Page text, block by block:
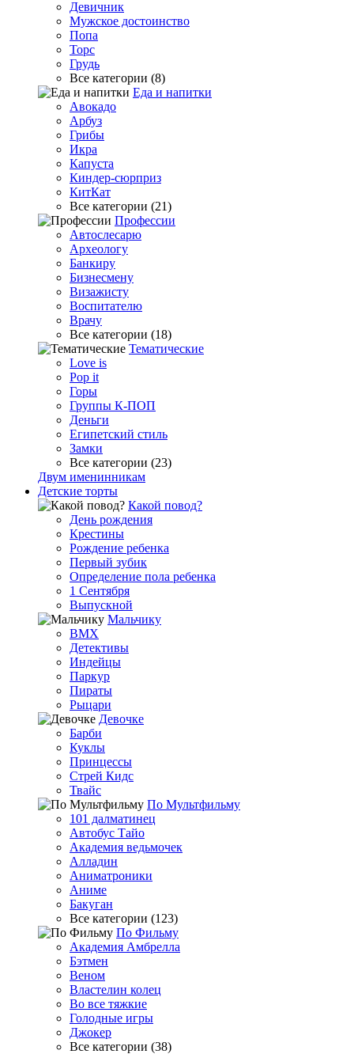
Девичник
Мужское достоинство
Попа
Торс
Грудь
Все категории (8)
Еда и напитки
Авокадо
Арбуз
Грибы
Икра
Капуста
Киндер-сюрприз
КитКат
Все категории (21)
Профессии
Автослесарю
Археологу
Банкиру
Бизнесмену
Визажисту
Воспитателю
Врачу
Все категории (18)
Тематические
Love is
Pop it
Горы
Группы К-ПОП
Деньги
Египетский стиль
Замки
Все категории (23)
Двум именинникам
Детские торты
Какой повод?
День рождения
Крестины
Рождение ребенка
Первый зубик
Определение пола ребенка
1 Сентября
Выпускной
Мальчику
BMX
Детективы
Индейцы
Паркур
Пираты
Рыцари
Девочке
Барби
Куклы
Принцессы
Стрей Кидс
Твайс
По Мультфильму
101 далматинец
Автобус Тайо
Академия ведьмочек
Алладин
Аниматроники
Аниме
Бакуган
Все категории (123)
По Фильму
Академия Амбрелла
Бэтмен
Веном
Властелин колец
Во все тяжкие
Голодные игры
Джокер
Все категории (38)